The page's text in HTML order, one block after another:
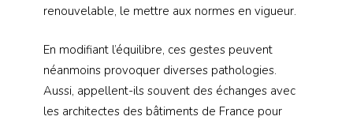
renouvelable, le mettre aux normes en vigueur.
En modifiant l’équilibre, ces gestes peuvent
néanmoins provoquer diverses pathologies.
Aussi, appellent-ils souvent des échanges avec
les architectes des bâtiments de France pour